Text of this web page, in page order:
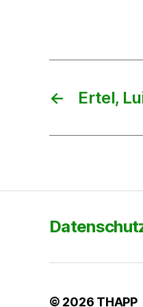
← Ertel,
© 2026 THAPP